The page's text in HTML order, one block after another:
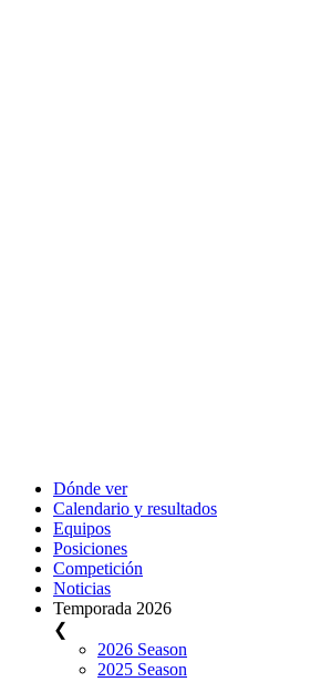
Dónde ver
Calendario y resultados
Equipos
Posiciones
Competición
Noticias
Temporada 2026
❮
2026 Season
2025 Season